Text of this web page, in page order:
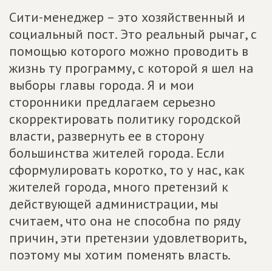
Сити-менеджер – это хозяйственный и
социальный пост. Это реальный рычаг, с
помощью которого можно проводить в
жизнь ту программу, с которой я шел на
выборы главы города. Я и мои
сторонники предлагаем серьезно
скорректировать политику городской
власти, развернуть ее в сторону
большинства жителей города. Если
сформулировать коротко, то у нас, как
жителей города, много претензий к
действующей администрации, мы
считаем, что она не способна по ряду
причин, эти претензии удовлетворить,
поэтому мы хотим поменять власть.